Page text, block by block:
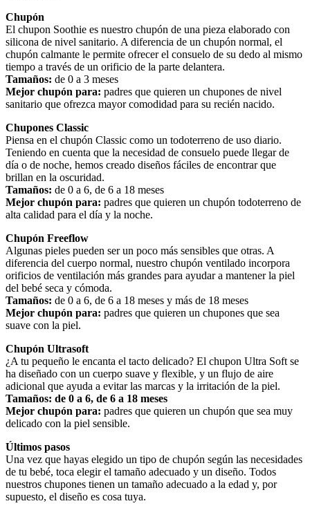
Chupón
El chupon Soothie es nuestro chupón de una pieza elaborado con
silicona de nivel sanitario. A diferencia de un chupón normal, el
chupón calmante le permite ofrecer el consuelo de su dedo al mismo
tiempo a través de un orificio de la parte delantera.
Tamaños: de 0 a 3 meses
Mejor chupón para: padres que quieren un chupones de nivel
sanitario que ofrezca mayor comodidad para su recién nacido.
Chupones Classic
Piensa en el chupón Classic como un todoterreno de uso diario.
Teniendo en cuenta que la necesidad de consuelo puede llegar de
día o de noche, hemos creado diseños fáciles de encontrar que
brillan en la oscuridad.
Tamaños: de 0 a 6, de 6 a 18 meses
Mejor chupón para: padres que quieren un chupón todoterreno de
alta calidad para el día y la noche.
Chupón Freeflow
Algunas pieles pueden ser un poco más sensibles que otras. A
diferencia del cuerpo normal, nuestro chupón ventilado incorpora
orificios de ventilación más grandes para ayudar a mantener la piel
del bebé seca y cómoda.
Tamaños: de 0 a 6, de 6 a 18 meses y más de 18 meses
Mejor chupón para: padres que quieren un chupones que sea
suave con la piel.
Chupón Ultrasoft
¿A tu pequeño le encanta el tacto delicado? El chupon Ultra Soft se
ha diseñado con un cuerpo suave y flexible, y un flujo de aire
adicional que ayuda a evitar las marcas y la irritación de la piel.
Tamaños: de 0 a 6, de 6 a 18 meses
Mejor chupón para: padres que quieren un chupón que sea muy
delicado con la piel sensible.
Últimos pasos
Una vez que hayas elegido un tipo de chupón según las necesidades
de tu bebé, toca elegir el tamaño adecuado y un diseño. Todos
nuestros chupones tienen un tamaño adecuado a la edad y, por
supuesto, el diseño es cosa tuya.